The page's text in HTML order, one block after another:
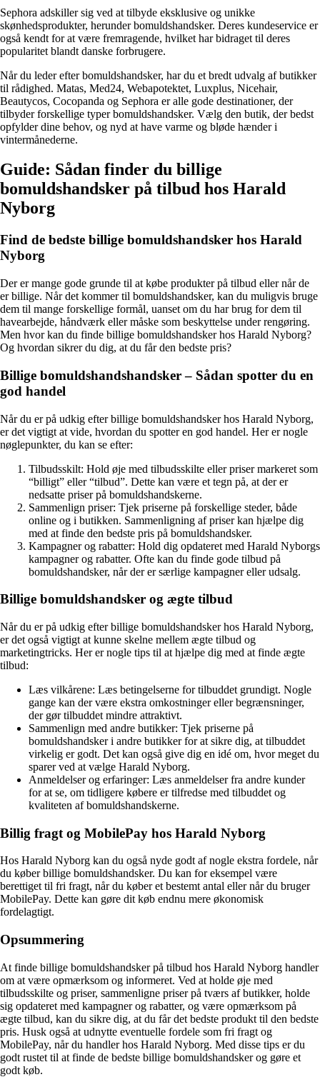
Sephora adskiller sig ved at tilbyde eksklusive og unikke
skønhedsprodukter, herunder bomuldshandsker. Deres kundeservice er
også kendt for at være fremragende, hvilket har bidraget til deres
popularitet blandt danske forbrugere.
Når du leder efter bomuldshandsker, har du et bredt udvalg af butikker
til rådighed. Matas, Med24, Webapotektet, Luxplus, Nicehair,
Beautycos, Cocopanda og Sephora er alle gode destinationer, der
tilbyder forskellige typer bomuldshandsker. Vælg den butik, der bedst
opfylder dine behov, og nyd at have varme og bløde hænder i
vintermånederne.
Guide: Sådan finder du billige
bomuldshandsker på tilbud hos Harald
Nyborg
Find de bedste billige bomuldshandsker hos Harald
Nyborg
Der er mange gode grunde til at købe produkter på tilbud eller når de
er billige. Når det kommer til bomuldshandsker, kan du muligvis bruge
dem til mange forskellige formål, uanset om du har brug for dem til
havearbejde, håndværk eller måske som beskyttelse under rengøring.
Men hvor kan du finde billige bomuldshandsker hos Harald Nyborg?
Og hvordan sikrer du dig, at du får den bedste pris?
Billige bomuldshandshandsker – Sådan spotter du en
god handel
Når du er på udkig efter billige bomuldshandsker hos Harald Nyborg,
er det vigtigt at vide, hvordan du spotter en god handel. Her er nogle
nøglepunkter, du kan se efter:
Tilbudsskilt: Hold øje med tilbudsskilte eller priser markeret som
“billigt” eller “tilbud”. Dette kan være et tegn på, at der er
nedsatte priser på bomuldshandskerne.
Sammenlign priser: Tjek priserne på forskellige steder, både
online og i butikken. Sammenligning af priser kan hjælpe dig
med at finde den bedste pris på bomuldshandsker.
Kampagner og rabatter: Hold dig opdateret med Harald Nyborgs
kampagner og rabatter. Ofte kan du finde gode tilbud på
bomuldshandsker, når der er særlige kampagner eller udsalg.
Billige bomuldshandsker og ægte tilbud
Når du er på udkig efter billige bomuldshandsker hos Harald Nyborg,
er det også vigtigt at kunne skelne mellem ægte tilbud og
marketingtricks. Her er nogle tips til at hjælpe dig med at finde ægte
tilbud:
Læs vilkårene: Læs betingelserne for tilbuddet grundigt. Nogle
gange kan der være ekstra omkostninger eller begrænsninger,
der gør tilbuddet mindre attraktivt.
Sammenlign med andre butikker: Tjek priserne på
bomuldshandsker i andre butikker for at sikre dig, at tilbuddet
virkelig er godt. Det kan også give dig en idé om, hvor meget du
sparer ved at vælge Harald Nyborg.
Anmeldelser og erfaringer: Læs anmeldelser fra andre kunder
for at se, om tidligere købere er tilfredse med tilbuddet og
kvaliteten af bomuldshandskerne.
Billig fragt og MobilePay hos Harald Nyborg
Hos Harald Nyborg kan du også nyde godt af nogle ekstra fordele, når
du køber billige bomuldshandsker. Du kan for eksempel være
berettiget til fri fragt, når du køber et bestemt antal eller når du bruger
MobilePay. Dette kan gøre dit køb endnu mere økonomisk
fordelagtigt.
Opsummering
At finde billige bomuldshandsker på tilbud hos Harald Nyborg handler
om at være opmærksom og informeret. Ved at holde øje med
tilbudsskilte og priser, sammenligne priser på tværs af butikker, holde
sig opdateret med kampagner og rabatter, og være opmærksom på
ægte tilbud, kan du sikre dig, at du får det bedste produkt til den bedste
pris. Husk også at udnytte eventuelle fordele som fri fragt og
MobilePay, når du handler hos Harald Nyborg. Med disse tips er du
godt rustet til at finde de bedste billige bomuldshandsker og gøre et
godt køb.